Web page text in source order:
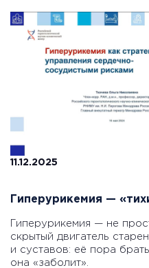
11.12.2025
Гиперурикемия —
Гиперурикемия — не
скрытый двигатель
и суставов: её пора
она «заболит».